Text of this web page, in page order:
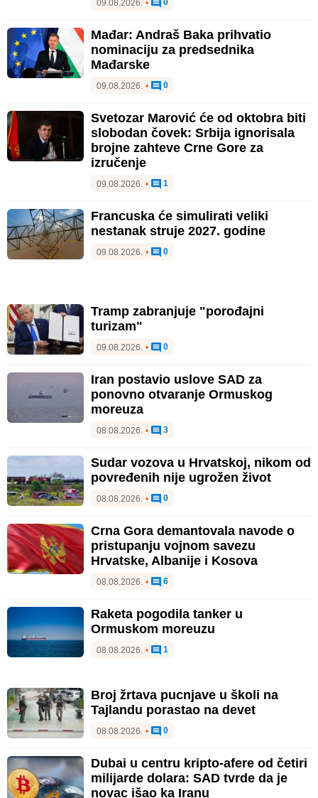
09.08.2026. • 0
Mađar: Andraš Baka prihvatio
nominaciju za predsednika
Mađarske
09.08.2026. • 0
Svetozar Marović će od oktobra biti
slobodan čovek: Srbija ignorisala
brojne zahteve Crne Gore za
izručenje
09.08.2026. • 1
Francuska će simulirati veliki
nestanak struje 2027. godine
09.08.2026. • 0
Tramp zabranjuje "porođajni
turizam"
09.08.2026. • 0
Iran postavio uslove SAD za
ponovno otvaranje Ormuskog
moreuza
08.08.2026. • 3
Sudar vozova u Hrvatskoj, nikom od
povređenih nije ugrožen život
08.08.2026. • 0
Crna Gora demantovala navode o
pristupanju vojnom savezu
Hrvatske, Albanije i Kosova
08.08.2026. • 6
Raketa pogodila tanker u
Ormuskom moreuzu
08.08.2026. • 1
Broj žrtava pucnjave u školi na
Tajlandu porastao na devet
08.08.2026. • 0
Dubai u centru kripto-afere od četiri
milijarde dolara: SAD tvrde da je
novac išao ka Iranu